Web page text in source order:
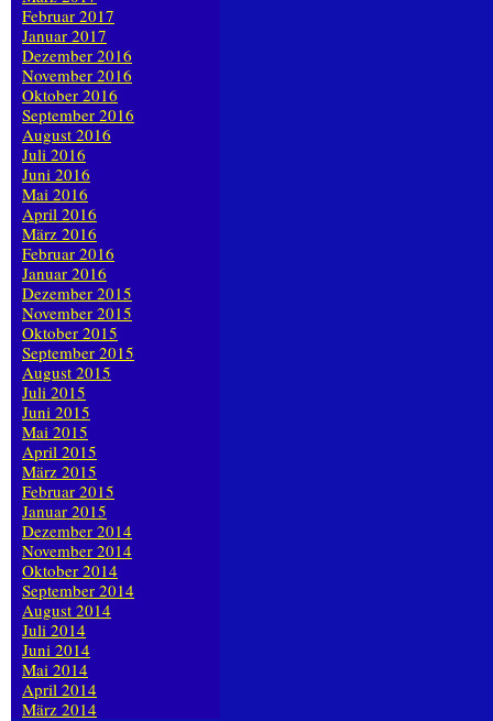
Februar 2017
Januar 2017
Dezember 2016
November 2016
Oktober 2016
September 2016
August 2016
Juli 2016
Juni 2016
Mai 2016
April 2016
März 2016
Februar 2016
Januar 2016
Dezember 2015
November 2015
Oktober 2015
September 2015
August 2015
Juli 2015
Juni 2015
Mai 2015
April 2015
März 2015
Februar 2015
Januar 2015
Dezember 2014
November 2014
Oktober 2014
September 2014
August 2014
Juli 2014
Juni 2014
Mai 2014
April 2014
März 2014